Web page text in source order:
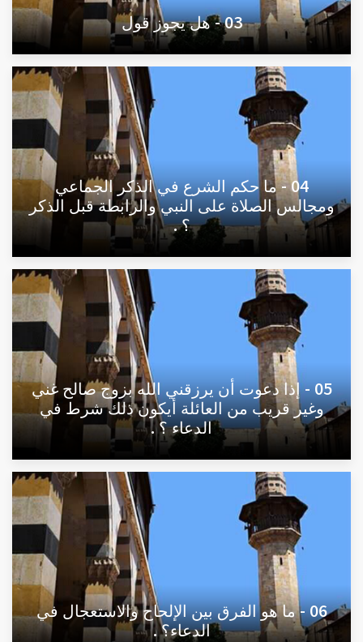
03 - هل يجوز قول
04 - ما حكم الشرع في الذكر الجماعي
ومجالس الصلاة على النبي والرابطة قبل الذكر
؟ .
05 - إذا دعوت أن يرزقني الله بزوج صالح غني
وغير قريب من العائلة أيكون ذلك شرط في
الدعاء ؟ .
06 - ما هو الفرق بين الإلحاح والاستعجال في
الدعاء؟ .